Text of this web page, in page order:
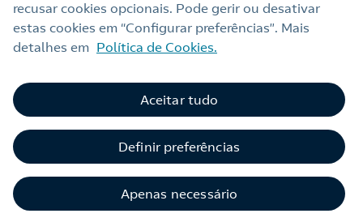
Política de cookies
Termos e Condições My Repsol
Alerta por fraude
Livro de Reclamações Online
Canal de Ética e Conformidade
recusar cookies opcionais. Pode gerir ou desativar
estas cookies em “Configurar preferências”. Mais
detalhes em Política de Cookies.
Definir preferências
Apenas necessário
Aceitar tudo